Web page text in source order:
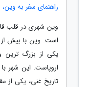
راهنمای سفر به
وین شهری در قلب
یکی از بزرگ ترین
اروپاست. این شهر
تاریخ غنی، یکی از